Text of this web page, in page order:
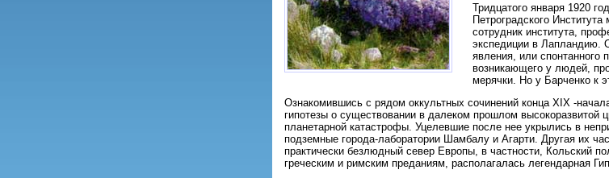
Тридцатого января 1920
Петроградского
сотрудник института,
экспедиции в Лапландию.
явления, или спонтанного
возникающего у людей,
мерячки. Но у Барченко к
Ознакомившись с рядом оккультных сочинений конца XIX -
гипотезы о существовании в далеком прошлом высокоразвитой
планетарной катастрофы. Уцелевшие после нее укрылись в
подземные города-лаборатории Шамбалу и Агарти. Другая их
практически безлюдный север Европы, в частности, Кольский
греческим и римским преданиям, располагалась легендарная